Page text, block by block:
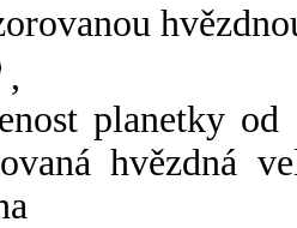
,
planetky od
hvězdná